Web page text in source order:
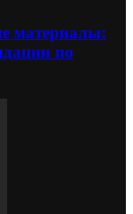
материалы:
по